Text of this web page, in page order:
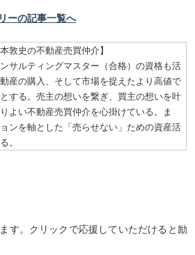
ーの記事一覧へ
敦史の不動産売買仲介】
サルティングマスター（合格）の資格も活
産の購入、そして市場を捉えたより高値で
する。売主の想いを繋ぎ、買主の想いを叶
よい不動産売買仲介を心掛けている。ま
ンを軸とした「売らせない」ための資産活
。
す。クリックで応援していただけると励